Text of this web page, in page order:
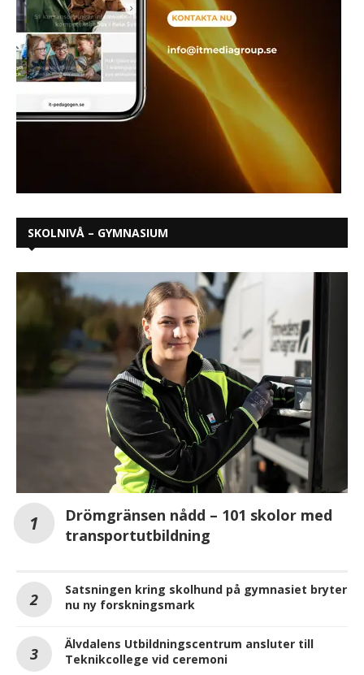
SKOLNIVÅ – GYMNASIUM
Drömgränsen nådd – 101 skolor med
transportutbildning
Satsningen kring skolhund på gymnasiet bryter
nu ny forskningsmark
Älvdalens Utbildningscentrum ansluter till
Teknikcollege vid ceremoni